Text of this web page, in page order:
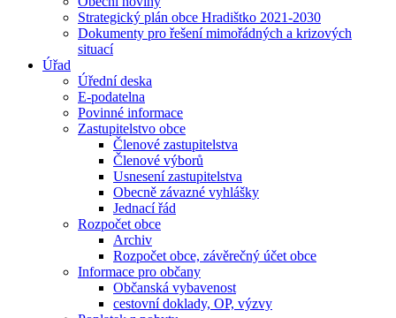
Strategický plán obce Hradištko 2021-2030
Dokumenty pro řešení mimořádných a krizových
situací
Úřad
Úřední deska
E-podatelna
Povinné informace
Zastupitelstvo obce
Členové zastupitelstva
Členové výborů
Usnesení zastupitelstva
Obecně závazné vyhlášky
Jednací řád
Rozpočet obce
Archiv
Rozpočet obce, závěrečný účet obce
Informace pro občany
Občanská vybavenost
cestovní doklady, OP, výzvy